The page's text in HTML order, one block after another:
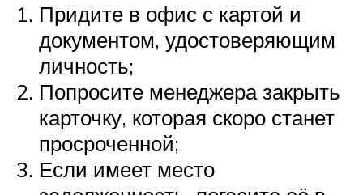
Придите в офис с картой и
документом, удостоверяющим
личность;
Попросите менеджера закрыть
карточку, которая скоро станет
просроченной;
Если имеет место